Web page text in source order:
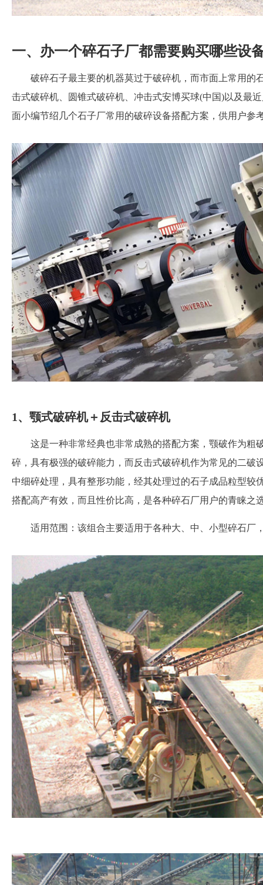
一、办一个碎石子厂都需要购买哪些设
破碎石子最主要的机器莫过于破碎机，而市面上常用的
击式破碎机、圆锥式破碎机、冲击式安博买球(中国)以及最
面小编节绍几个石子厂常用的破碎设备搭配方案，供用户参
1、颚式破碎机＋反击式破碎机
这是一种非常经典也非常成熟的搭配方案，颚破作为粗
碎，具有极强的破碎能力，而反击式破碎机作为常见的二破
中细碎处理，具有整形功能，经其处理过的石子成品粒型较
搭配高产有效，而且性价比高，是各种碎石厂用户的青睐之
适用范围：该组合主要适用于各种大、中、小型碎石厂